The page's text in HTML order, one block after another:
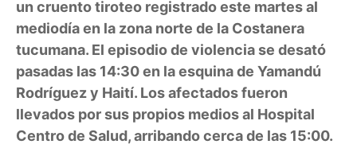
un cruento tiroteo registrado este martes al
mediodía en la zona norte de la Costanera
tucumana. El episodio de violencia se desató
pasadas las 14:30 en la esquina de Yamandú
Rodríguez y Haití. Los afectados fueron
llevados por sus propios medios al Hospital
Centro de Salud, arribando cerca de las 15:00.